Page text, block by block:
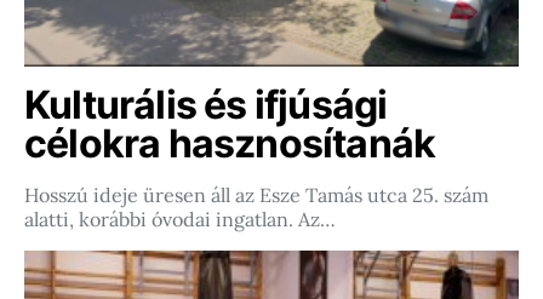
Kulturális és ifjúsági
célokra hasznosítanák
Hosszú ideje üresen áll az Esze Tamás utca 25. szám
alatti, korábbi óvodai ingatlan. Az…